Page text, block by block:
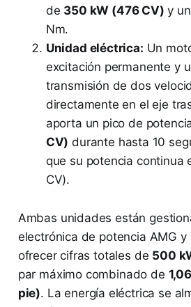
de 350 kW (476 CV) y
Nm.
Unidad eléctrica: Un
excitación permanente y
transmisión de dos
directamente en el eje
aporta un pico de
CV) durante hasta 10
que su potencia continua
CV).
Ambas unidades están
electrónica de potencia AMG y
ofrecer cifras totales de 500
par máximo combinado de
pie). La energía eléctrica se